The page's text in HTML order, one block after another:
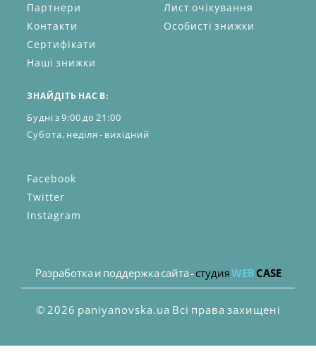
Партнери
Контакти
Сертифікати
Наші знижки
Лист очікування
Особисті знижки
ЗНАЙДІТЬ НАС В:
Будні з 9:00 до 21:00
Субота, неділя - вихідний
Facebook
Twitter
Instagram
Разработка и поддержка сайта -студияWEB CASE
© 2026 paniyanovska.ua Всі права захищені